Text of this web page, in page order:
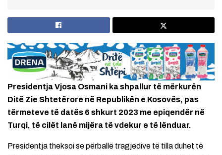
Presidentja Vjosa Osmani ka shpallur të mërkurën
Ditë Zie Shtetërore në Republikën e Kosovës, pas
tërmeteve të datës 6 shkurt 2023 me epiqendër në
Turqi, të cilët lanë mijëra të vdekur e të lënduar.
Presidentja theksoi se përballë tragjedive të tilla duhet të